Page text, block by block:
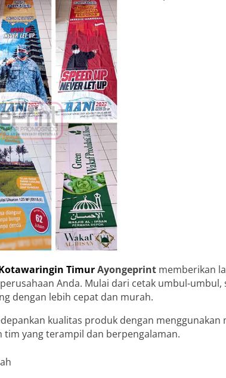
TimurAyongeprint memberikan
Anda. Mulai dari cetak umbul-umbul,
dengan lebih cepat dan murah.
kualitas produk dengan
tim yang terampil dan berpengalaman.